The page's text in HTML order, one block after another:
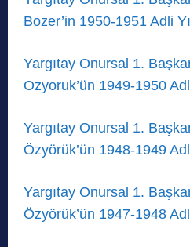
Bozer’in 1950-1951 Adli
Yargıtay Onursal 1.
Ozyoruk’ün 1949-1950
Yargıtay Onursal 1.
Özyörük’ün 1948-1949
Yargıtay Onursal 1.
Özyörük’ün 1947-1948